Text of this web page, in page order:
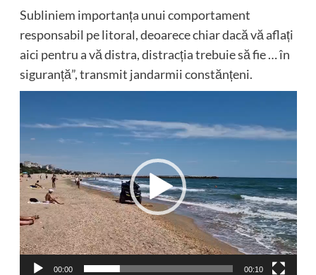
Subliniem importanța unui comportament
responsabil pe litoral, deoarece chiar dacă vă aflați
aici pentru a vă distra, distracția trebuie să fie … în
siguranță”, transmit jandarmii constănțeni.
video
00:00 00:10